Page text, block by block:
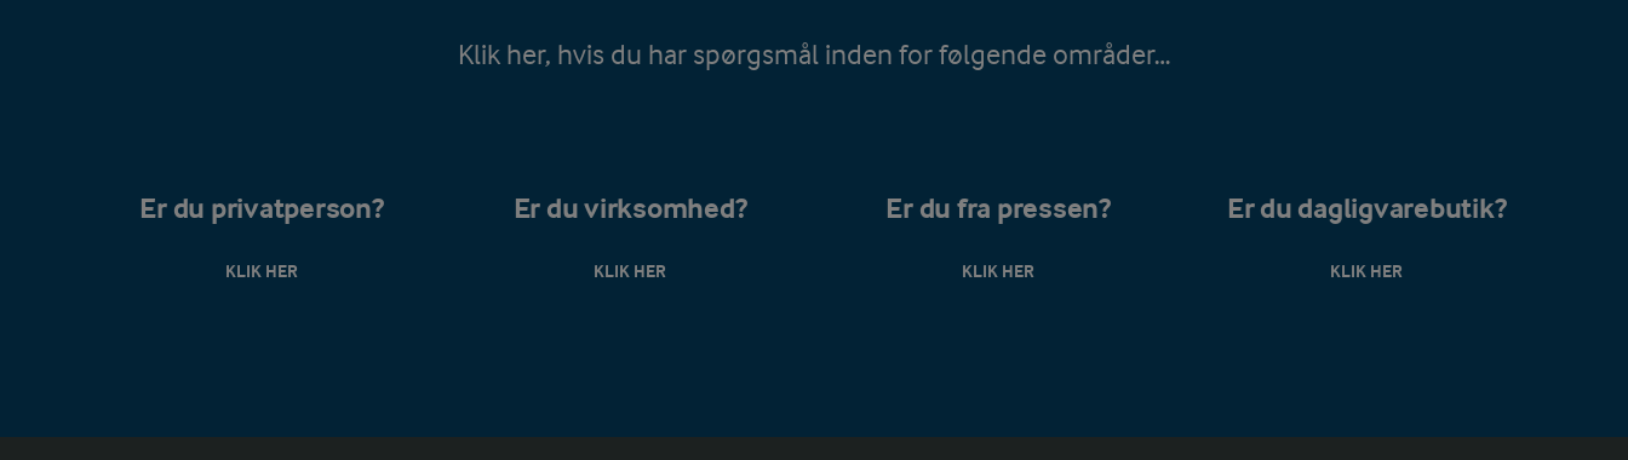
Klik her, hvis du har spørgsmål inden for følgende områder…
Er du privatperson?
KLIK HER
Er du virksomhed?
KLIK HER
Er du fra pressen?
KLIK HER
Er du dagligvarebutik?
KLIK HER